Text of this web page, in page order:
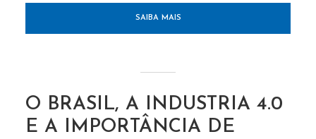
SAIBA MAIS
O BRASIL, A INDUSTRIA 4.0
E A IMPORTÂNCIA DE